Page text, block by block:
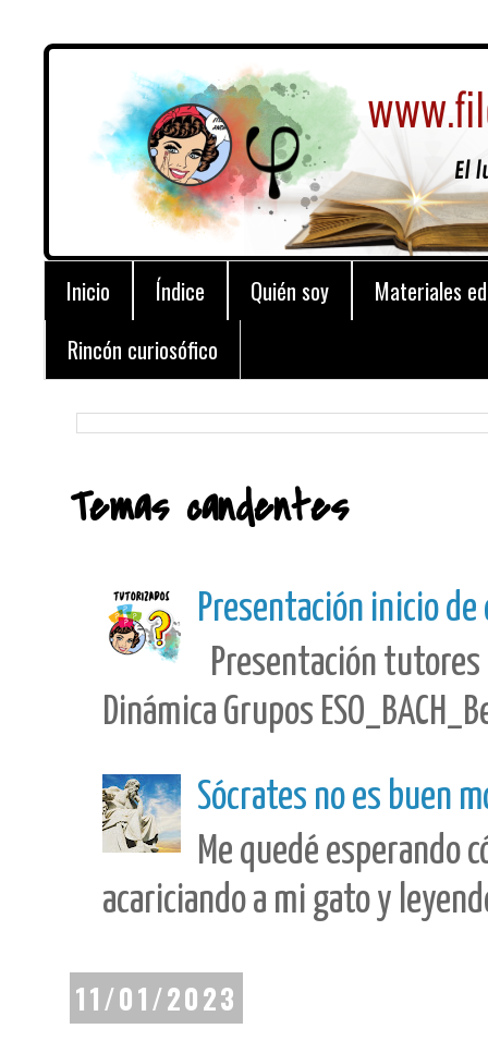
Inicio Índice Quién soy
Materiales
Rincón curiosófico
Temas candentes
Presentación inicio de
Presentación
Dinámica Grupos
Sócrates no es buen
Me quedé esperando
acariciando a mi gato y
11/01/2023